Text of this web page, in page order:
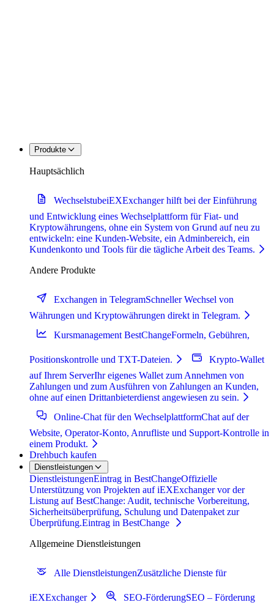
Produkte
Hauptsächlich
WechselstubeiEXExchanger hilft bei der Einführung
und Entwicklung eines Wechselplattform für Fiat- und
Kryptowährungens, ohne ein System von Grund auf neu zu
entwickeln: eine Kunden-Website, ein Adminbereich, ein
Kundenkonto und Tools für die tägliche Arbeit des Teams.
Andere Produkte
Exchangen in TelegramSchneller Wechsel von
Währungen und Kryptowährungen direkt in Telegram.
Kursmanagement BestChangeFormeln, Gebühren,
Positionskontrolle und TXT-Dateien.
Krypto-Wallet
auf Ihrem ServerIhr eigenes Wallet zum Annehmen von
Zahlungen und zum Ausführen von Zahlungen an Kunden,
ohne auf einen Drittanbieterdienst angewiesen zu sein.
Online-Chat für den WechselplattformChat auf der
Website, Operator-Konto, Anrufliste und Support-Kontrolle in
einem Produkt.
Drehbuch kaufen
Dienstleistungen
DienstleistungenEintrag in BestChangeOffizielle
Unterstützung von Projekten auf iEXExchanger vor der
Listung auf BestChange: Audit, technische Vorbereitung,
Sicherheitsüberprüfung, Schulung und Datenpaket zur
Überprüfung.Eintrag in BestChange
Allgemeine Dienstleistungen
Alle DienstleistungenZusätzliche Dienste für
iEXExchanger SEO-FörderungSEO – Förderung